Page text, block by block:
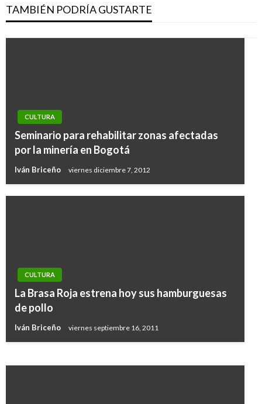
TAMBIÉN PODRÍA GUSTARTE
CULTURA
Seminario para rehabilitar zonas afectadas
por la minería en Bogotá
Iván Briceño viernes diciembre 7, 2012
CULTURA
La Brasa Roja estrena hoy sus hamburguesas
de pollo
Iván Briceño viernes septiembre 16, 2011